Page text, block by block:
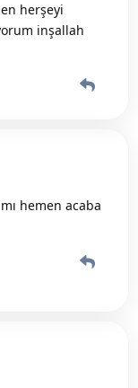
herşeyi
inşallah
hemen acaba